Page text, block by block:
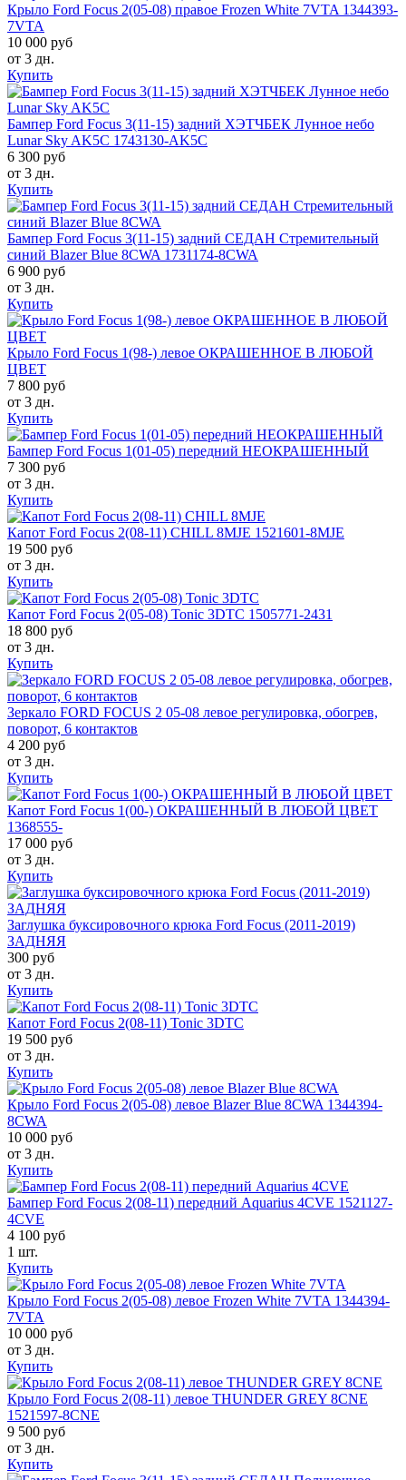
Крыло Ford Focus 2(05-08) правое Frozen White 7VTA 1344393-
7VTA
10 000 руб
от 3 дн.
Купить
Бампер Ford Focus 3(11-15) задний ХЭТЧБЕК Лунное небо
Lunar Sky AK5C 1743130-AK5C
6 300 руб
от 3 дн.
Купить
Бампер Ford Focus 3(11-15) задний СЕДАН Стремительный
синий Blazer Blue 8CWA 1731174-8CWA
6 900 руб
от 3 дн.
Купить
Крыло Ford Focus 1(98-) левое ОКРАШЕННОЕ В ЛЮБОЙ
ЦВЕТ
7 800 руб
от 3 дн.
Купить
Бампер Ford Focus 1(01-05) передний НЕОКРАШЕННЫЙ
7 300 руб
от 3 дн.
Купить
Капот Ford Focus 2(08-11) CHILL 8MJE 1521601-8MJE
19 500 руб
от 3 дн.
Купить
Капот Ford Focus 2(05-08) Tonic 3DTC 1505771-2431
18 800 руб
от 3 дн.
Купить
Зеркало FORD FOCUS 2 05-08 левое регулировка, обогрев,
поворот, 6 контактов
4 200 руб
от 3 дн.
Купить
Капот Ford Focus 1(00-) ОКРАШЕННЫЙ В ЛЮБОЙ ЦВЕТ
1368555-
17 000 руб
от 3 дн.
Купить
Заглушка буксировочного крюка Ford Focus (2011-2019)
ЗАДНЯЯ
300 руб
от 3 дн.
Купить
Капот Ford Focus 2(08-11) Tonic 3DTC
19 500 руб
от 3 дн.
Купить
Крыло Ford Focus 2(05-08) левое Blazer Blue 8CWA 1344394-
8CWA
10 000 руб
от 3 дн.
Купить
Бампер Ford Focus 2(08-11) передний Aquarius 4CVE 1521127-
4CVE
4 100 руб
1 шт.
Купить
Крыло Ford Focus 2(05-08) левое Frozen White 7VTA 1344394-
7VTA
10 000 руб
от 3 дн.
Купить
Крыло Ford Focus 2(08-11) левое THUNDER GREY 8CNE
1521597-8CNE
9 500 руб
от 3 дн.
Купить